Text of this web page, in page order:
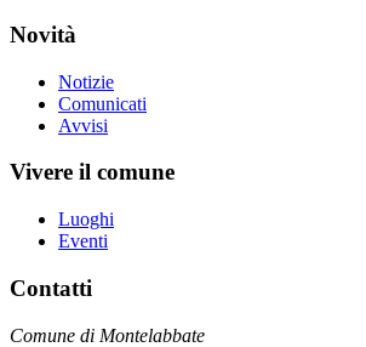
Novità
Notizie
Comunicati
Avvisi
Vivere il comune
Luoghi
Eventi
Contatti
Comune di Montelabbate